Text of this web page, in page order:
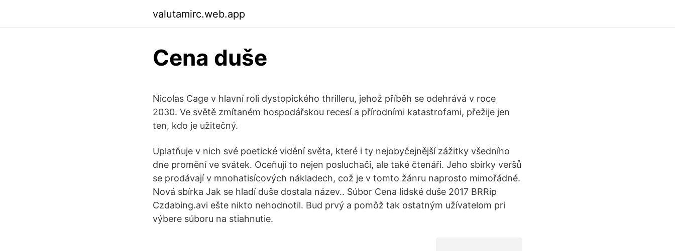
valutamirc.web.app
Cena duše
Nicolas Cage v hlavní roli dystopického thrilleru, jehož příběh se odehrává v roce
2030. Ve světě zmítaném hospodářskou recesí a přírodními katastrofami, přežije jen
ten, kdo je užitečný.
Uplatňuje v nich své poetické vidění světa, které i ty nejobyčejnější zážitky všedního
dne promění ve svátek. Oceňují to nejen posluchači, ale také čtenáři. Jeho sbírky veršů
se prodávají v mnohatisícových nákladech, což je v tomto žánru naprosto mimořádné.
Nová sbírka Jak se hladí duše dostala název.. Súbor Cena lidské duše 2017 BRRip
Czdabing.avi ešte nikto nehodnotil. Bud prvý a pomôž tak ostatným užívatelom pri
výbere súboru na stiahnutie.